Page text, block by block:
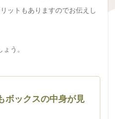
ットもありますのでお伝えし
う。
ボックスの中身が見